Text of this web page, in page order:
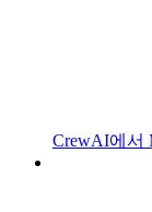
CrewAI에서